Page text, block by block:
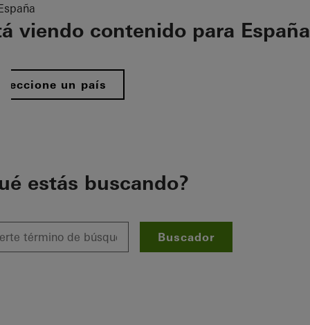
viendo contenido para España
un país
estás buscando?
Buscador